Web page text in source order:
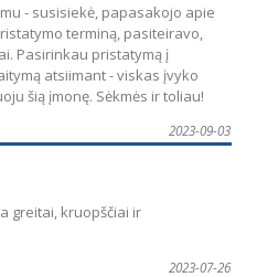
- susisiekė, papasakojo apie
terminą, pasiteiravo,
Pasirinkau pristatymą į
atsiimant - viskas įvyko
šią įmonę. Sėkmės ir toliau!
2023-09-03
greitai, kruopščiai ir
2023-07-26